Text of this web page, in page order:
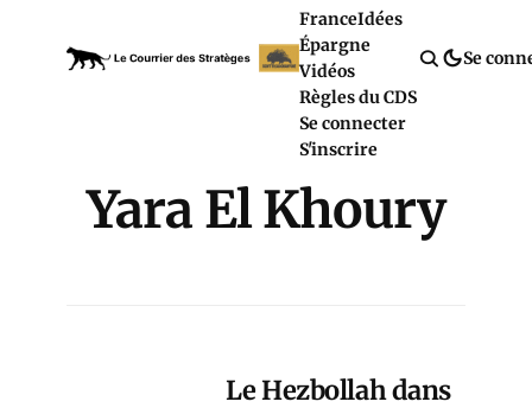
FranceIdées
Épargne
Vidéos
Règles du CDS
Se connecter
S'inscrire
Se
Yara El Khoury
Le Hezbollah dans